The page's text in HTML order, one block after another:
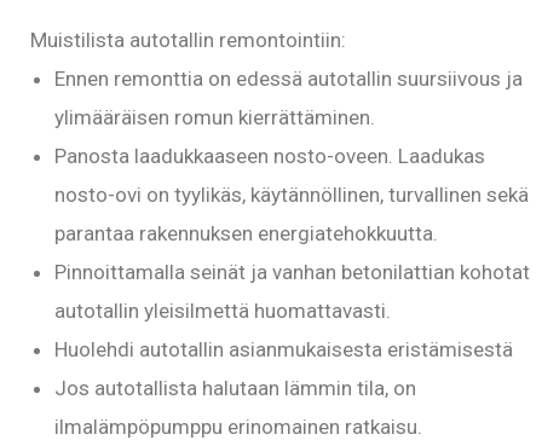
Muistilista autotallin remontointiin:
Ennen remonttia on edessä autotallin suursiivous ja
ylimääräisen romun kierrättäminen.
Panosta laadukkaaseen nosto-oveen. Laadukas
nosto-ovi on tyylikäs, käytännöllinen, turvallinen sekä
parantaa rakennuksen energiatehokkuutta.
Pinnoittamalla seinät ja vanhan betonilattian kohotat
autotallin yleisilmettä huomattavasti.
Huolehdi autotallin asianmukaisesta eristämisestä
Jos autotallista halutaan lämmin tila, on
ilmalämpöpumppu erinomainen ratkaisu.